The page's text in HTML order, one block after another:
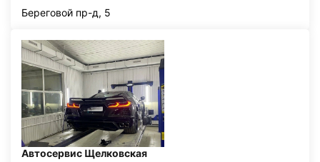
Береговой пр-д, 5
Автосервис Щелковская